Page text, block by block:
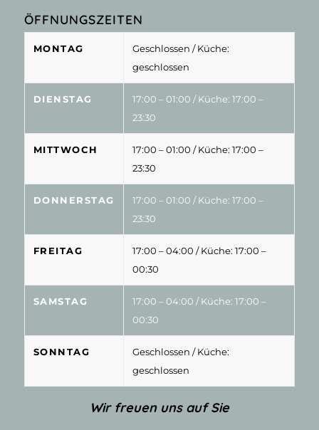
ÖFFNUNGSZEITEN
MONTAG Geschlossen / Küche:
geschlossen
DIENSTAG 17:00 – 01:00 / Küche: 17:00 –
23:30
MITTWOCH 17:00 – 01:00 / Küche: 17:00 –
23:30
DONNERSTAG 17:00 – 01:00 / Küche: 17:00 –
23:30
FREITAG 17:00 – 04:00 / Küche: 17:00 –
00:30
SAMSTAG 17:00 – 04:00 / Küche: 17:00 –
00:30
SONNTAG Geschlossen / Küche:
geschlossen
Wir freuen uns auf Sie